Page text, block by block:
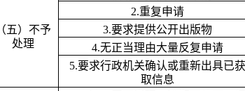
（五）不予
处理
2.重复申请
3.要求提供公开出版物
4.无正当理由大量反复申请
5.要求行政机关确认或重新出具已获
取信息